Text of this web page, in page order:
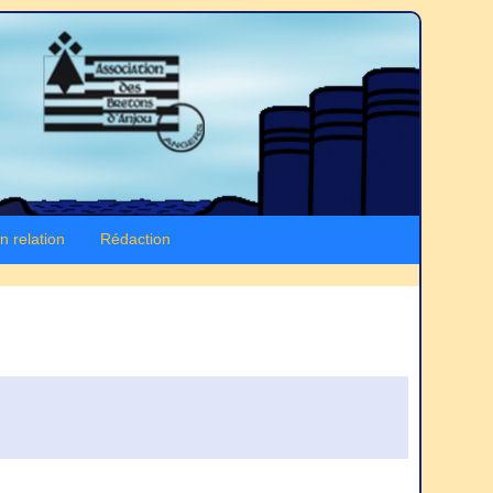
relation Rédaction